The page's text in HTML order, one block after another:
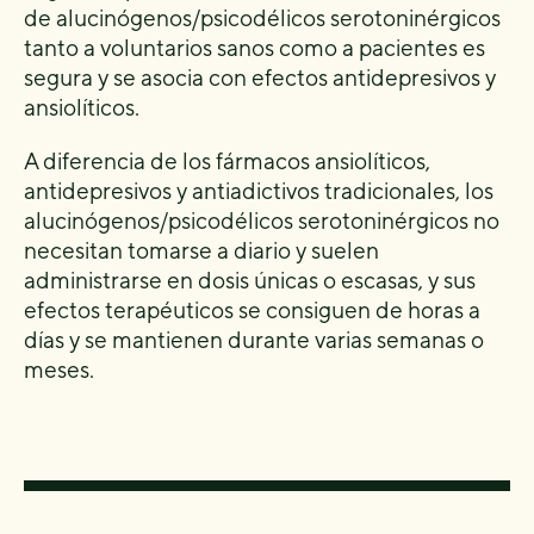
de alucinógenos/psicodélicos serotoninérgicos
tanto a voluntarios sanos como a pacientes es
segura y se asocia con efectos antidepresivos y
ansiolíticos.
A diferencia de los fármacos ansiolíticos,
antidepresivos y antiadictivos tradicionales, los
alucinógenos/psicodélicos serotoninérgicos no
necesitan tomarse a diario y suelen
administrarse en dosis únicas o escasas, y sus
efectos terapéuticos se consiguen de horas a
días y se mantienen durante varias semanas o
meses.